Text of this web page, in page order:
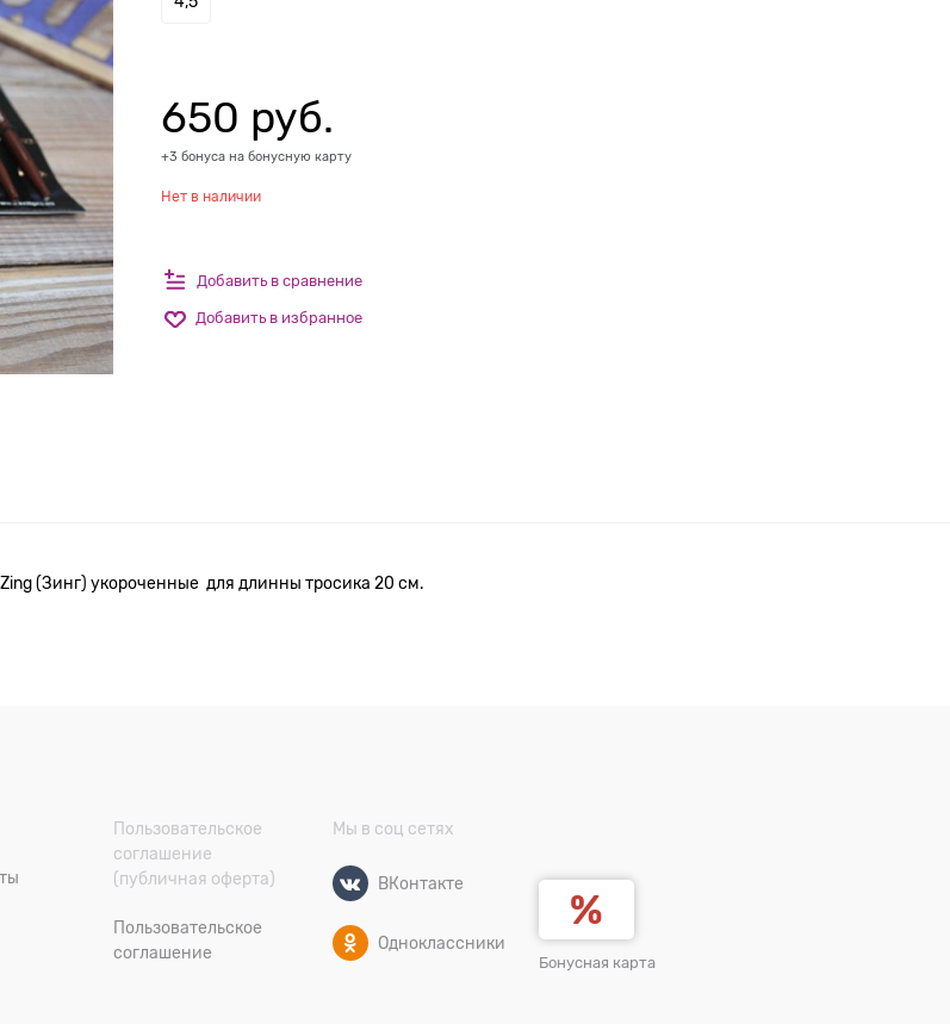
650 руб.
+3 бонуса на бонусную карту
Нет в наличии
Добавить в сравнение
Добавить в избранное
(Зинг) укороченные для длинны тросика 20 см.
Пользовательское
соглашение
(публичная оферта)
Пользовательское
соглашение
Мы в соц сетях
ВКонтакте
Одноклассники
Бонусная карта